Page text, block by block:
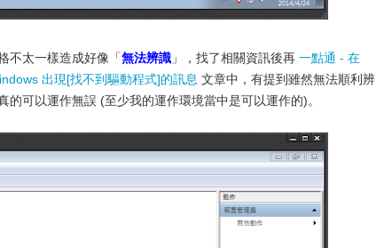
不太一樣造成好像「無法辨識 」，找了相關資訊後再 一點通 - 在
出現[找不到驅動程式]的訊息 文章中，有提到雖然無法順利辨
的可以運作無誤 (至少我的運作環境當中是可以運作的)。